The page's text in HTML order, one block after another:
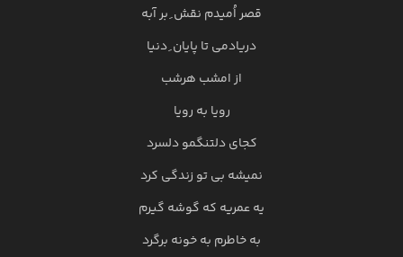
قصر اُمیدم نقش ِ بر آبه
دریادمی تا پایان ِ دنیا
از امشب هرشب
رویا به رویا
کجای دلتنگمو دلسرد
نمیشه بی تو زندگی کرد
یه عمریه که گوشه گیرم
به خاطرم به خونه برگرد